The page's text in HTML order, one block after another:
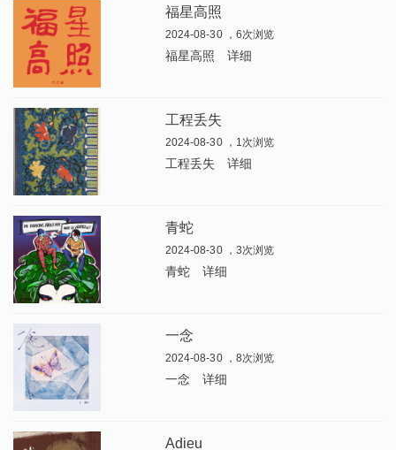
福星高照
2024-08-30 ，6次浏览
福星高照 详细
工程丢失
2024-08-30 ，1次浏览
工程丢失 详细
青蛇
2024-08-30 ，3次浏览
青蛇 详细
一念
2024-08-30 ，8次浏览
一念 详细
Adieu